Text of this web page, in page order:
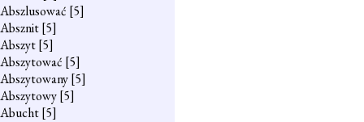
Abszlusować [5]
Absznit[5]
Abszyt[5]
Abszytować [5]
Abszytowany[5]
Abszytowy[5]
Abucht[5]